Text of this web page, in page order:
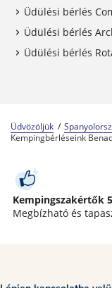
Üdülési bérlés
Üdülési bérlés
Üdülési bérlés
Üdvözöljük
Kempingbérléseink
Kempingszakértők
Megbízható és